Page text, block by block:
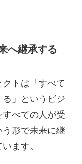
へ継承する
トは「すべて
」というビジ
すべての人が受
形で未来に継
ます。